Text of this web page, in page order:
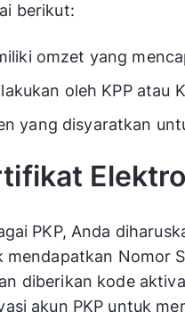
berikut:
omzet yang
oleh KPP atau
yang disyaratkan
PKP, Anda
Nomor
diberikan kode
akun PKP untuk